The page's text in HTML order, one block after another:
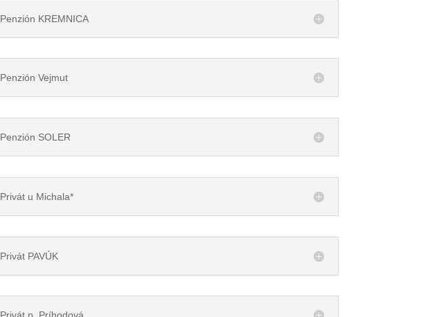
Penzión KREMNICA
Penzión Vejmut
Penzión SOLER
Privát u Michala*
Privát PAVÚK